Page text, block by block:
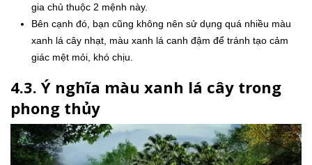
gia chủ thuộc 2 mệnh này.
Bên cạnh đó, bạn cũng không nên sử dụng quá nhiều màu
xanh lá cây nhạt, màu xanh lá canh đậm để tránh tạo cảm
giác mệt mỏi, khó chịu.
4.3. Ý nghĩa màu xanh lá cây trong
phong thủy